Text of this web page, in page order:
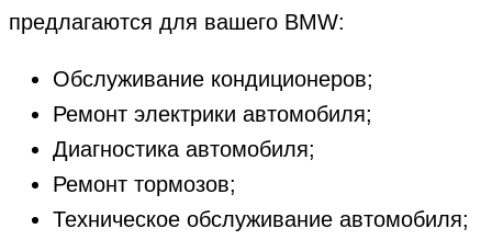
предлагаются для вашего BMW:
Обслуживание кондиционеров;
Ремонт электрики автомобиля;
Диагностика автомобиля;
Ремонт тормозов;
Техническое обслуживание автомобиля;